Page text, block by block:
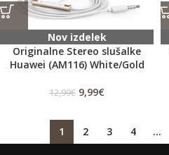
Nov izdelek
Originalne Stereo slušalke
Huawei (AM116) White/Gold
12,99€ 9,99€
1 2 3 4 …